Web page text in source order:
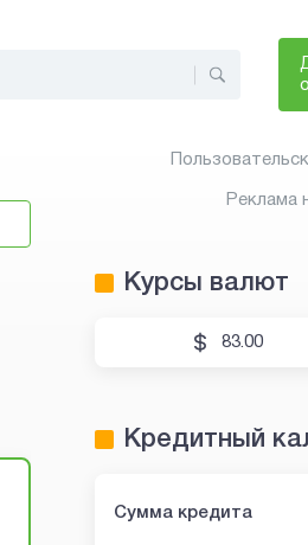
Реклама
Курсы валют
83.00
Кредитный
Сумма кредита